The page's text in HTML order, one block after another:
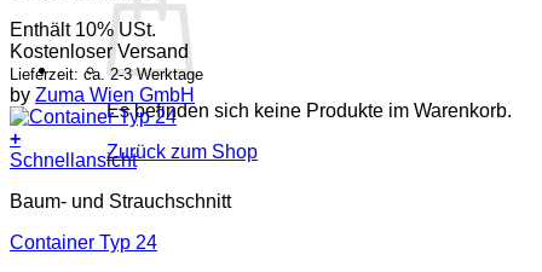
Es befinden sich keine Produkte im Warenkorb.
Zurück zum Shop
Enthält 10% USt.
Kostenloser Versand
Lieferzeit: ca. 2-3 Werktage
by Zuma Wien GmbH
+
Schnellansicht
Baum- und Strauchschnitt
Container Typ 24